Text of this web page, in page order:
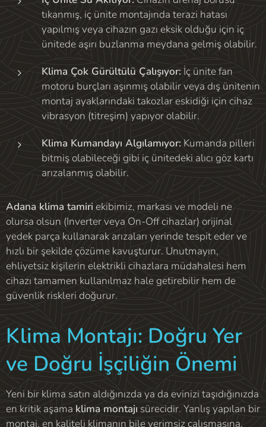
tıkanmış, iç ünite montajında terazi hatası
yapılmış veya cihazın gazı eksik olduğu için iç
ünitede aşırı buzlanma meydana gelmiş olabilir.
Klima Çok Gürültülü Çalışıyor: İç ünite fan
motoru burçları aşınmış olabilir veya dış ünitenin
montaj ayaklarındaki takozlar eskidiği için cihaz
vibrasyon (titreşim) yapıyor olabilir.
Klima Kumandayı Algılamıyor: Kumanda pilleri
bitmiş olabileceği gibi iç ünitedeki alıcı göz kartı
arızalanmış olabilir.
Adana klima tamiri ekibimiz, markası ve modeli ne
olursa olsun (Inverter veya On-Off cihazlar) orijinal
yedek parça kullanarak arızaları yerinde tespit eder ve
hızlı bir şekilde çözüme kavuşturur. Unutmayın,
ehliyetsiz kişilerin elektrikli cihazlara müdahalesi hem
cihazı tamamen kullanılmaz hale getirebilir hem de
güvenlik riskleri doğurur.
Klima Montajı: Doğru Yer
ve Doğru İşçiliğin Önemi
Yeni bir klima satın aldığınızda ya da evinizi taşıdığınızda
en kritik aşama klima montajı sürecidir. Yanlış yapılan bir
montaj, en kaliteli klimanın bile verimsiz çalışmasına,